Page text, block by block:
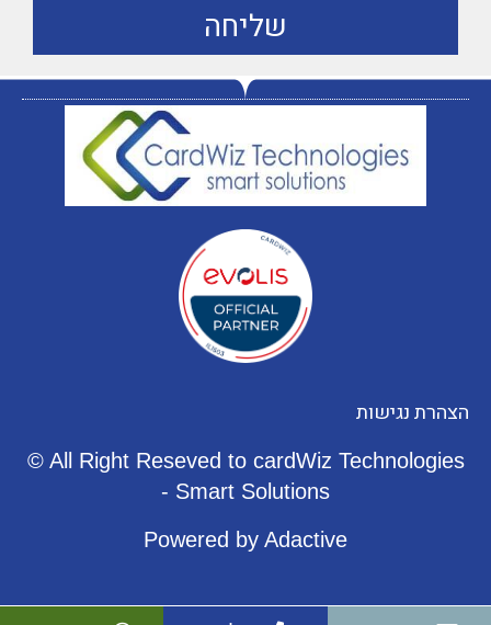
שליחה
Powered by Adactive
© All Right Reseved to cardWiz Technologies
- Smart Solutions
הצהרתנגישות